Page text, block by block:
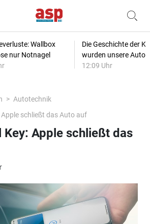
Wallbox
nur Notnagel
Die Geschichte der
wurden unsere
12:09 Uhr
Autotechnik
Apple schließt das Auto auf
Key: Apple schließt das